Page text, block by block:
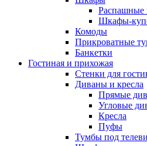
Шкафы-
Комоды
Прикроватные
Банкетки
Гостиная и прихожая
Стенки для
Диваны и кресла
Прямые
Угловые
Кресла
Пуфы
Тумбы под